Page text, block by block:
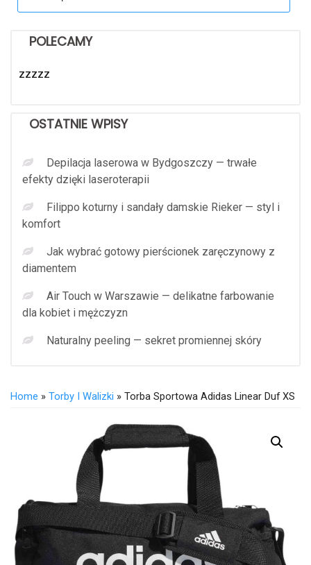
POLECAMY
zzzzz
OSTATNIE WPISY
Depilacja laserowa w Bydgoszczy — trwałe
efekty dzięki laseroterapii
Filippo koturny i sandały damskie Rieker — styl i
komfort
Jak wybrać gotowy pierścionek zaręczynowy z
diamentem
Air Touch w Warszawie — delikatne farbowanie
dla kobiet i mężczyzn
Naturalny peeling — sekret promiennej skóry
Home » Torby I Walizki » Torba Sportowa Adidas Linear Duf XS